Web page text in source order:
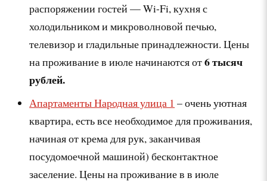
распоряжении гостей — Wi-Fi, кухня с
холодильником и микроволновой печью,
телевизор и гладильные принадлежности. Цены
на проживание в июле начинаются от6 тысяч
рублей.
Апартаменты Народная улица 1 – очень уютная
квартира, есть все необходимое для проживания,
начиная от крема для рук, заканчивая
посудомоечной машиной) бесконтактное
заселение. Цены на проживание в в июле